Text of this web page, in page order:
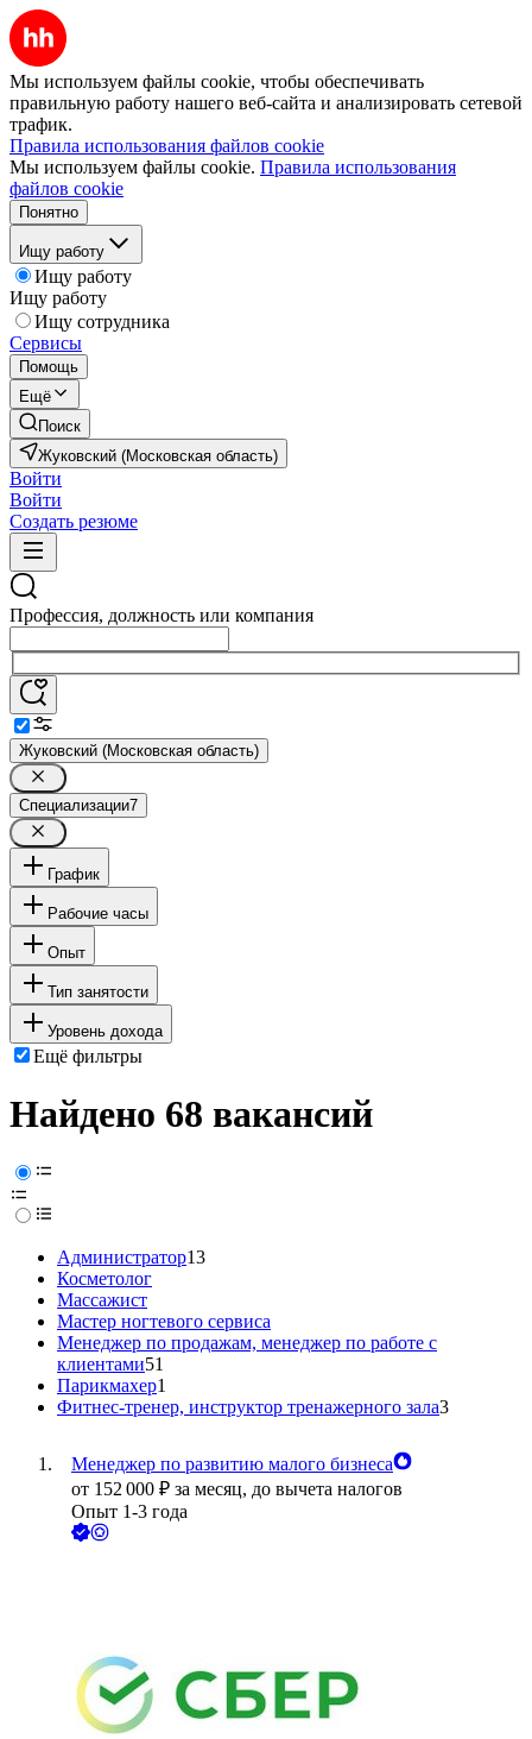
Мы используем файлы cookie, чтобы обеспечивать
правильную работу нашего веб-сайта и анализировать сетевой
трафик.
Правила использования файлов cookie
Мы используем файлы cookie. Правила использования
файлов cookie
Понятно
Ищу работу
Ищу работу
Ищу работу
Ищу сотрудника
Сервисы
Помощь
Ещё
Поиск
Жуковский (Московская область)
Войти
Войти
Создать резюме
Профессия, должность или компания
Жуковский (Московская область)
Специализации7
График
Рабочие часы
Опыт
Тип занятости
Уровень дохода
Ещё фильтры
Найдено 68 вакансий
Администратор13
Косметолог
Массажист
Мастер ногтевого сервиса
Менеджер по продажам, менеджер по работе с
клиентами51
Парикмахер1
Фитнес-тренер, инструктор тренажерного зала3
Менеджер по развитию малого бизнеса
от 152 000 ₽ за месяц, до вычета налогов
Опыт 1-3 года